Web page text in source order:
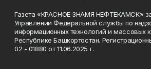
Газета «КРАСНОЕ ЗНАМЯ НЕФТЕКАМСК»
Управлении Федеральной службы по
информационных технологий и массовых
Республике Башкортостан.
02 - 01880 от 11.06.2025 г.